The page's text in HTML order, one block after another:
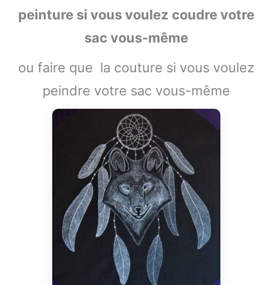
peinture si vous voulez coudre votre
sac vous-même
ou faire que la couture si vous voulez
peindre votre sac vous-même